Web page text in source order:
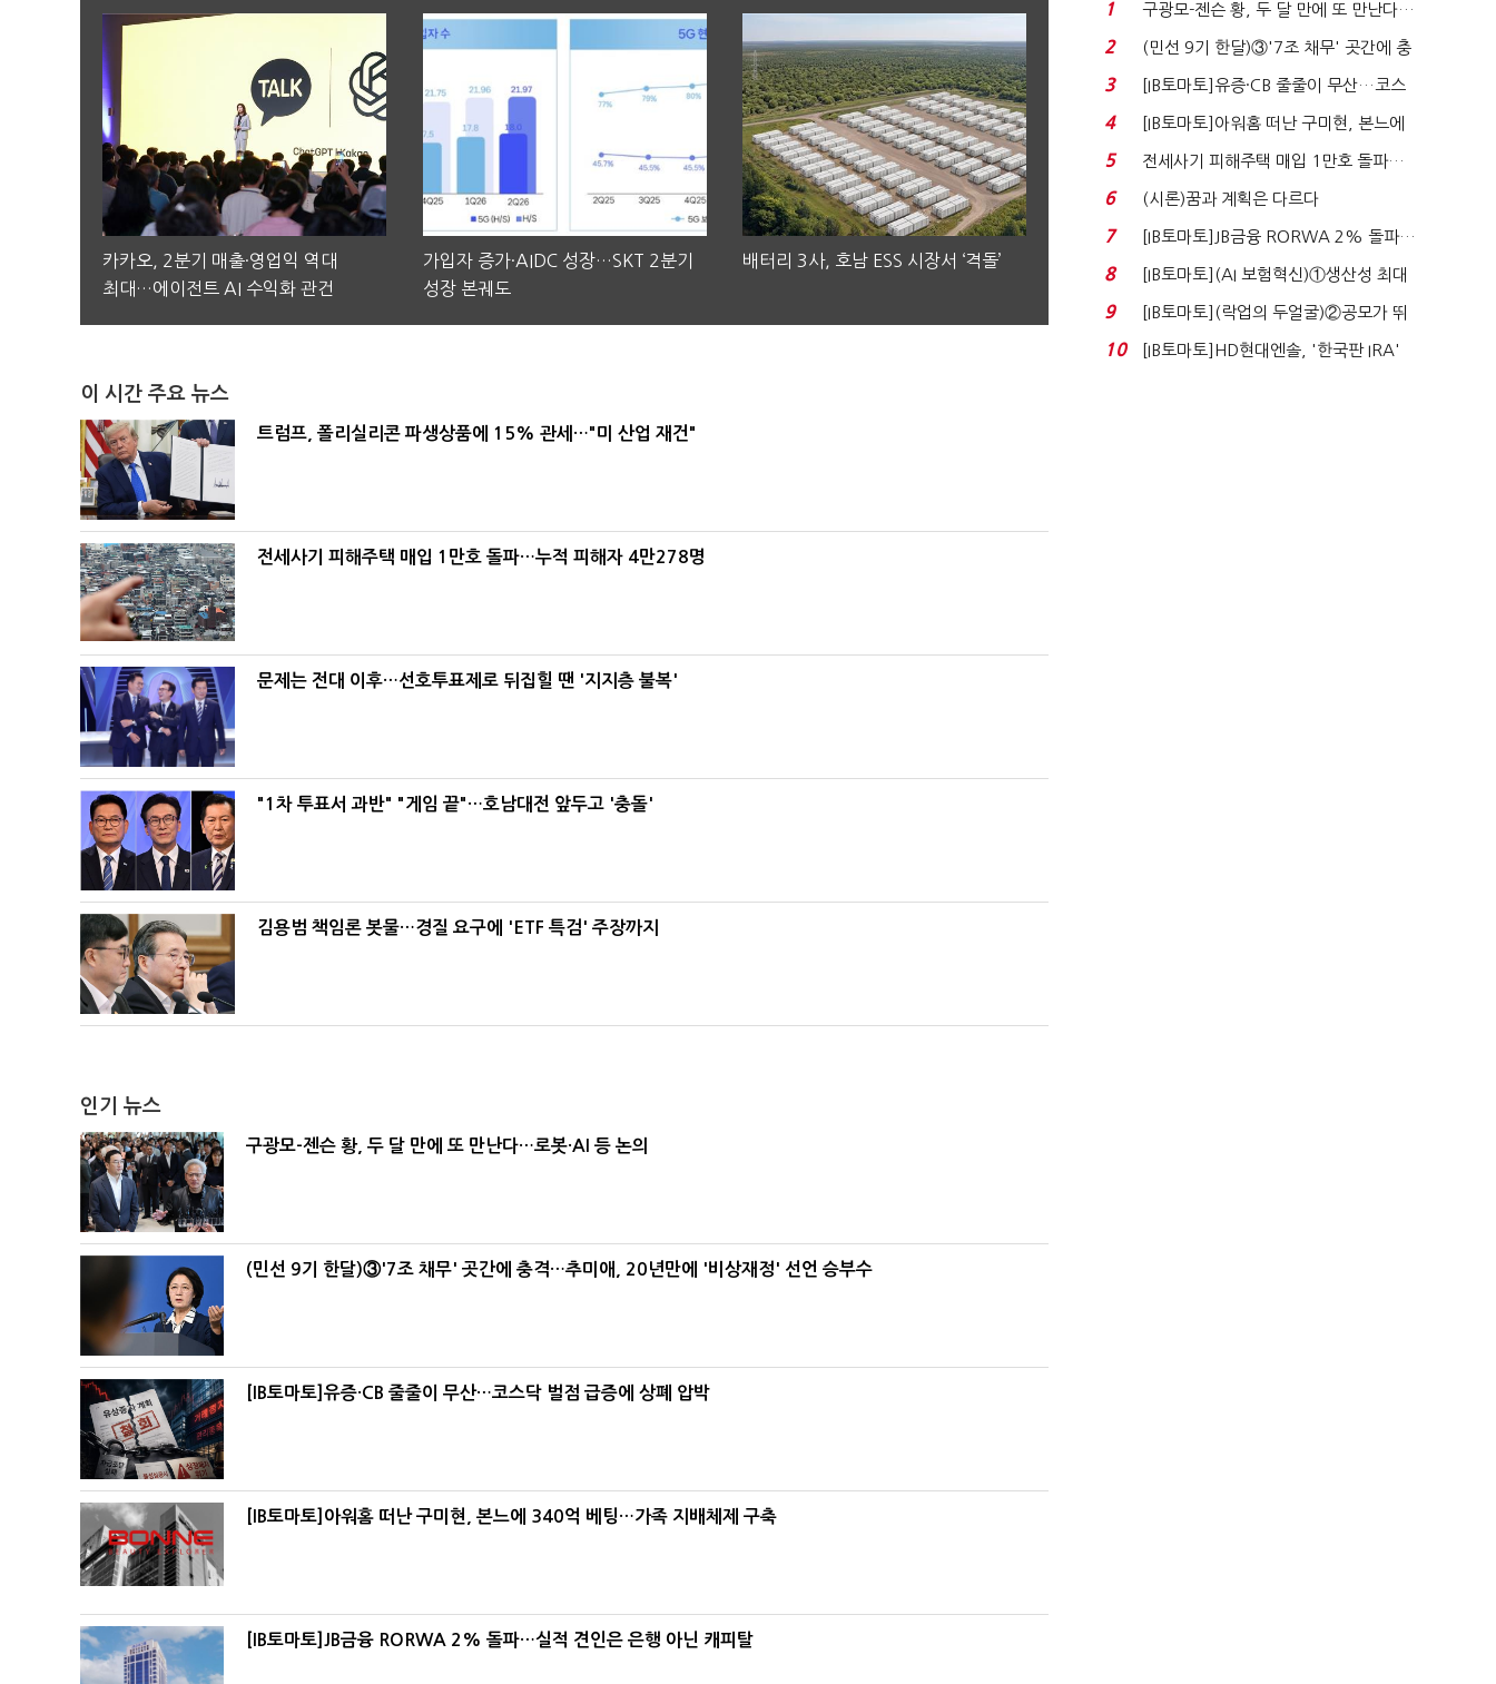
카카오, 2분기 매출·영업익 역대
최대…에이전트 AI 수익화 관건
가입자 증가·AIDC 성장…SKT 2분기
성장 본궤도
배터리 3사, 호남 ESS 시장서 ‘격돌’
이 시간 주요 뉴스
트럼프, 폴리실리콘 파생상품에 15% 관세…"미 산업 재건"
전세사기 피해주택 매입 1만호 돌파…누적 피해자 4만278명
문제는 전대 이후…선호투표제로 뒤집힐 땐 '지지층 불복'
"1차 투표서 과반" "게임 끝"…호남대전 앞두고 '충돌'
김용범 책임론 봇물…경질 요구에 'ETF 특검' 주장까지
인기 뉴스
구광모-젠슨 황, 두 달 만에 또 만난다…로봇·AI 등 논의
(민선 9기 한달)③'7조 채무' 곳간에 충격…추미애, 20년만에 '비상재정' 선언 승부수
[IB토마토]유증·CB 줄줄이 무산…코스닥 벌점 급증에 상폐 압박
[IB토마토]아워홈 떠난 구미현, 본느에 340억 베팅…가족 지배체제 구축
[IB토마토]JB금융 RORWA 2% 돌파…실적 견인은 은행 아닌 캐피탈
1
구광모-젠슨 황, 두 달 만에 또 만난다…
로봇·AI 등 논...
2
(민선 9기 한달)③'7조 채무' 곳간에 충
격…추미애, 20년...
3
[IB토마토]유증·CB 줄줄이 무산…코스
닥 벌점 급증에 ...
4
[IB토마토]아워홈 떠난 구미현, 본느에
340억 베팅…가...
5
전세사기 피해주택 매입 1만호 돌파…
누적 피해자 4만2...
6 (시론)꿈과 계획은 다르다
7
[IB토마토]JB금융 RORWA 2% 돌파…
실적 견인은 은행 ...
8
[IB토마토](AI 보험혁신)①생산성 최대
80% 개선…현실...
9
[IB토마토](락업의 두얼굴)②공모가 뛰
자 첫날 매도…FI ...
10
[IB토마토]HD현대엔솔, '한국판 IRA'